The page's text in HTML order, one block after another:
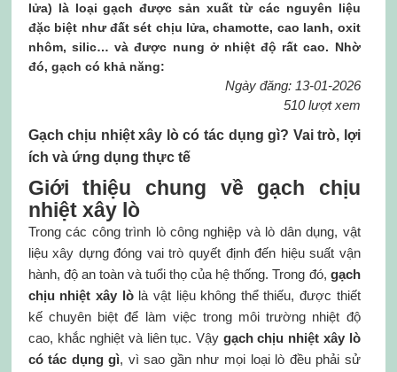
lửa) là loại gạch được sản xuất từ các nguyên liệu
đặc biệt như đất sét chịu lửa, chamotte, cao lanh, oxit
nhôm, silic… và được nung ở nhiệt độ rất cao. Nhờ
đó, gạch có khả năng:
Ngày đăng: 13-01-2026
510 lượt xem
Gạch chịu nhiệt xây lò có tác dụng gì? Vai trò, lợi
ích và ứng dụng thực tế
Giới thiệu chung về gạch chịu
nhiệt xây lò
Trong các công trình lò công nghiệp và lò dân dụng, vật
liệu xây dựng đóng vai trò quyết định đến hiệu suất vận
hành, độ an toàn và tuổi thọ của hệ thống. Trong đó, gạch
chịu nhiệt xây lòlà vật liệu không thể thiếu, được thiết
kế chuyên biệt để làm việc trong môi trường nhiệt độ
cao, khắc nghiệt và liên tục. Vậy gạch chịu nhiệt xây lò
có tác dụng gì, vì sao gần như mọi loại lò đều phải sử